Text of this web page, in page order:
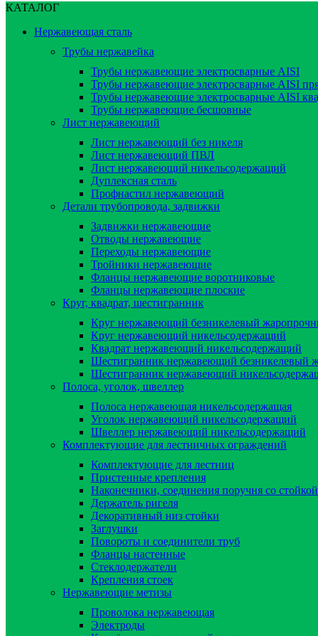
КАТАЛОГ
Нержавеющая сталь
Трубы нержавейка
Трубы нержавеющие электросварные AISI
Трубы нержавеющие электросварные AISI
Трубы нержавеющие электросварные AISI
Трубы нержавеющие бесшовные
Лист нержавеющий
Лист нержавеющий без никеля
Лист нержавеющий ПВЛ
Лист нержавеющий никельсодержащий
Дуплексная сталь
Профнастил нержавеющий
Детали трубопровода, задвижки
Задвижки нержавеющие
Отводы нержавеющие
Переходы нержавеющие
Тройники нержавеющие
Фланцы нержавеющие воротниковые
Фланцы нержавеющие плоские
Круг, квадрат, шестигранник
Круг нержавеющий безникелевый
Круг нержавеющий никельсодержащий
Квадрат нержавеющий никельсодержащий
Шестигранник нержавеющий безникелевый
Шестигранник нержавеющий
Полоса, уголок, швеллер
Полоса нержавеющая никельсодержащая
Уголок нержавеющий никельсодержащий
Швеллер нержавеющий никельсодержащий
Комплектующие для лестничных ограждений
Комплектующие для лестниц
Пристенные крепления
Наконечники, соединения поручня со стойкой
Держатель ригеля
Декоративный низ стойки
Заглушки
Повороты и соединители труб
Фланцы настенные
Стеклодержатели
Крепления стоек
Нержавеющие метизы
Проволока нержавеющая
Электроды